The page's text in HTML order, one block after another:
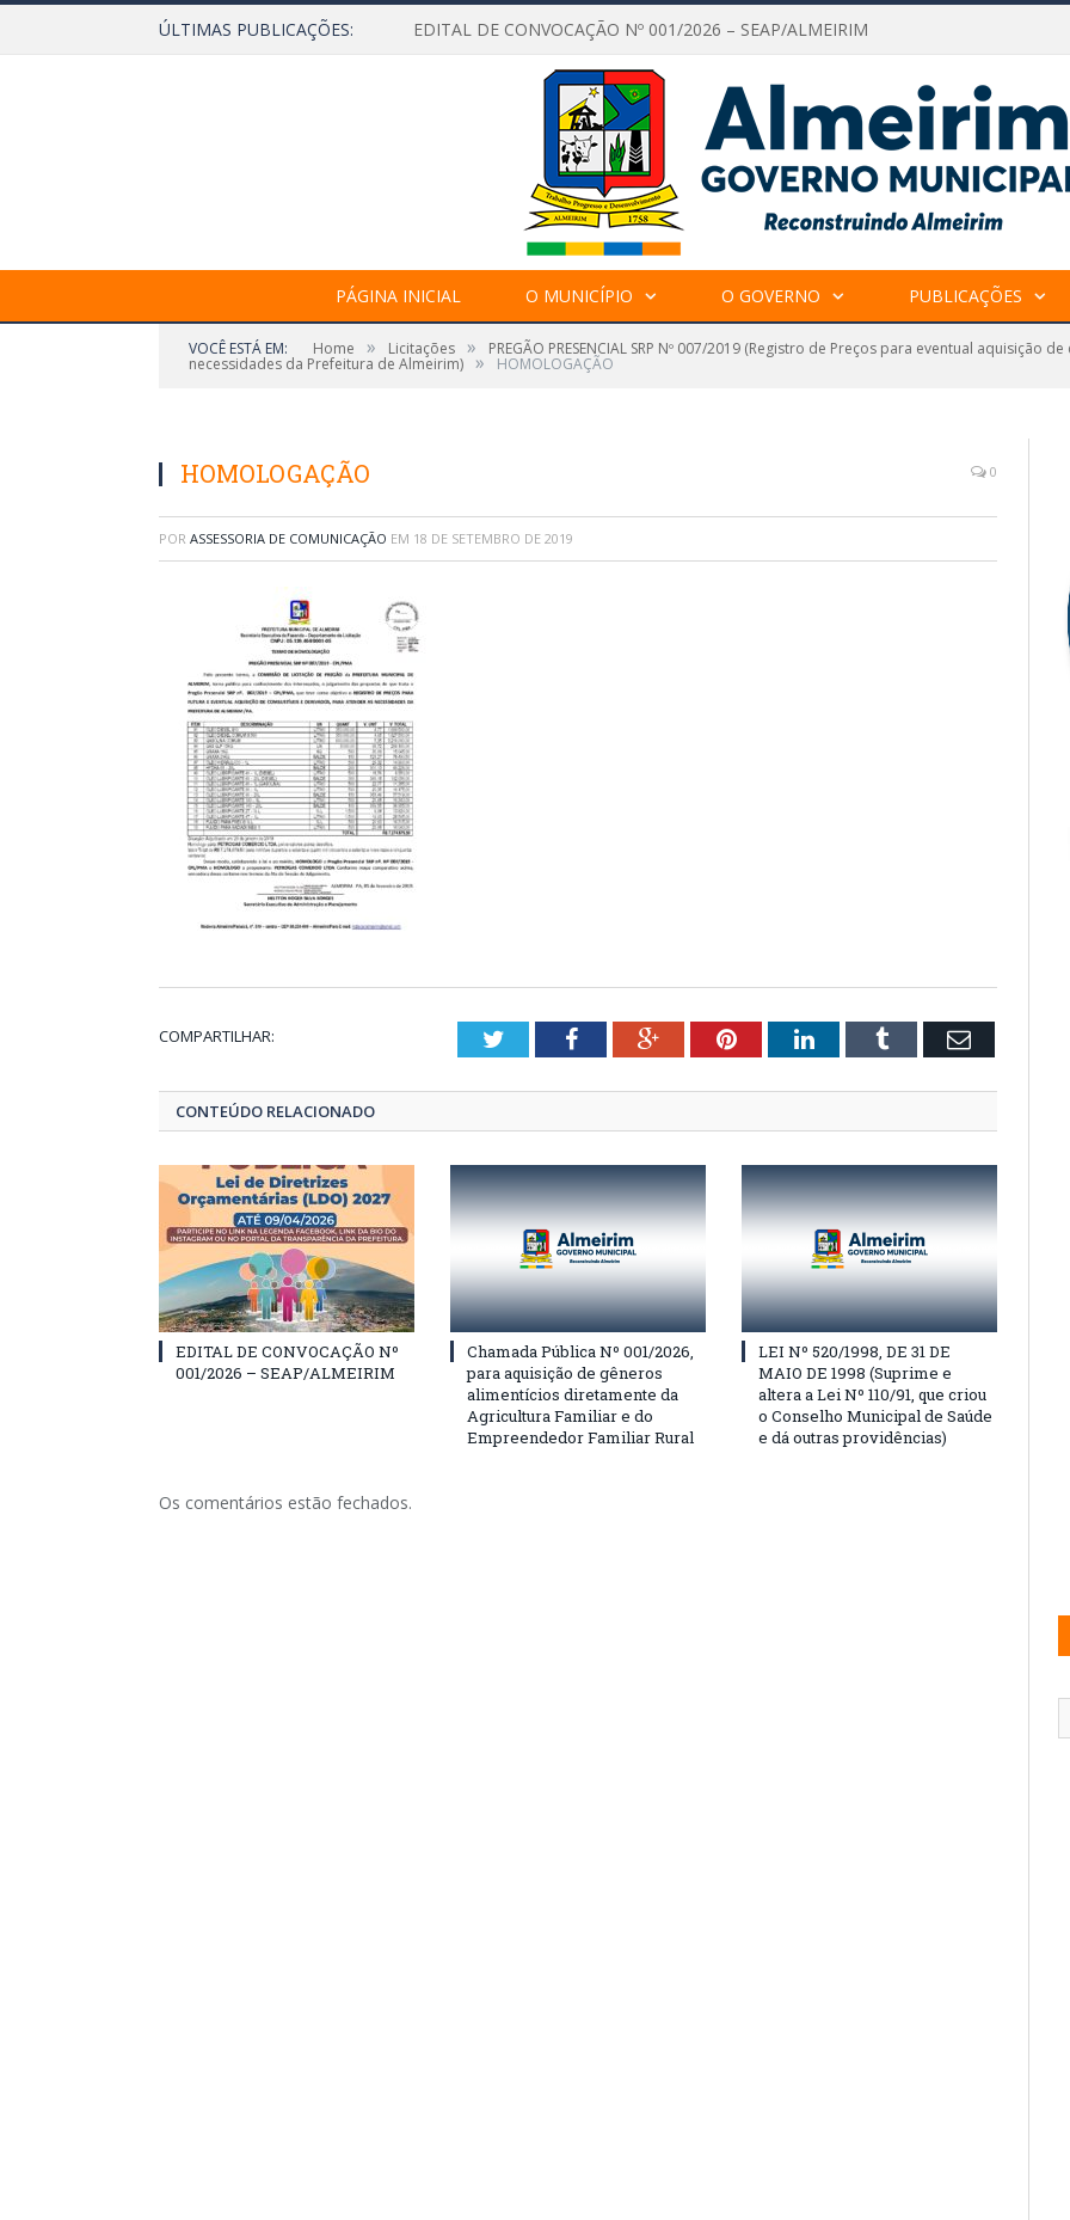
ÚLTIMAS PUBLICAÇÕES: EDITAL DE CONVOCAÇÃO Nº 001/2026 – SEAP/ALMEIRIM
PÁGINA INICIAL O MUNICÍPIO O GOVERNO PUBLICAÇÕES
VOCÊ ESTÁ EM: Home » Licitações » PREGÃO PRESENCIAL SRP Nº 007/2019 (Registro de Preços para eventual
necessidades da Prefeitura de Almeirim) » HOMOLOGAÇÃO
HOMOLOGAÇÃO 0
POR ASSESSORIA DE COMUNICAÇÃO EM 18 DE SETEMBRO DE 2019
COMPARTILHAR: TwitterFacebookGoogle+PinterestLinkedInTumblr Email
CONTEÚDO RELACIONADO
EDITAL DE CONVOCAÇÃO Nº
001/2026 – SEAP/ALMEIRIM
Chamada Pública Nº 001/2026,
para aquisição de gêneros
alimentícios diretamente da
Agricultura Familiar e do
Empreendedor Familiar Rural
LEI Nº 520/1998, DE 31 DE
MAIO DE 1998 (Suprime e
altera a Lei Nº 110/91, que criou
o Conselho Municipal de Saúde
e dá outras providências)
Os comentários estão fechados.